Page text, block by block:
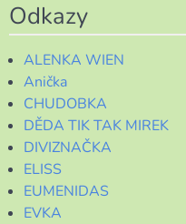
Odkazy
ALENKA WIEN
Anička
CHUDOBKA
DĚDA TIK TAK MIREK
DIVIZNAČKA
ELISS
EUMENIDAS
EVKA